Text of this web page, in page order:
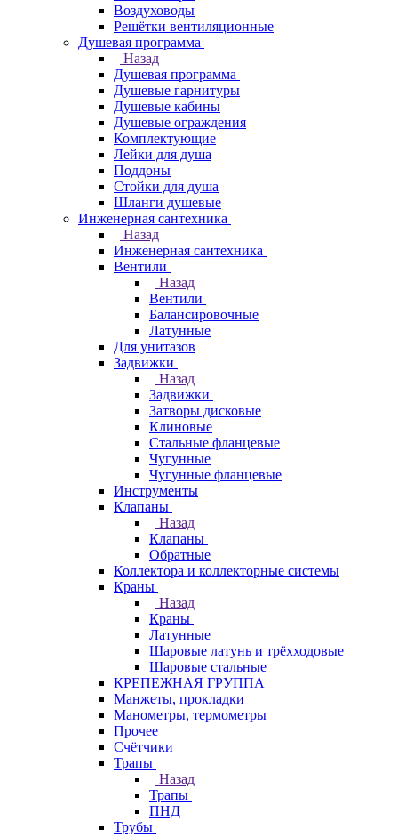
Воздуховоды
Решётки вентиляционные
Душевая программа
Назад
Душевая программа
Душевые гарнитуры
Душевые кабины
Душевые ограждения
Комплектующие
Лейки для душа
Поддоны
Стойки для душа
Шланги душевые
Инженерная сантехника
Назад
Инженерная сантехника
Вентили
Назад
Вентили
Балансировочные
Латунные
Для унитазов
Задвижки
Назад
Задвижки
Затворы дисковые
Клиновые
Стальные фланцевые
Чугунные
Чугунные фланцевые
Инструменты
Клапаны
Назад
Клапаны
Обратные
Коллектора и коллекторные системы
Краны
Назад
Краны
Латунные
Шаровые латунь и трёхходовые
Шаровые стальные
КРЕПЕЖНАЯ ГРУППА
Манжеты, прокладки
Манометры, термометры
Прочее
Счётчики
Трапы
Назад
Трапы
ПНД
Трубы